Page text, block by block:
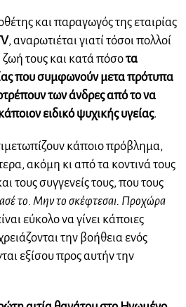
και παραγωγός της εταιρίας
, αναρωτιέται γιατί τόσοι πολλοί
ζωή τους και κατά πόσοτα
που συμφωνούν μετα πρότυπα
των άνδρες από το να
ειδικό ψυχικής υγείας.
κάποιο πρόβλημα,
ακόμη κι από τα κοντινά τους
τους συγγενείς τους, που τους
το. Μην το σκέφτεσαι. Προχώρα
εύκολο να γίνει κάποιες
την βοήθεια ενός
εξίσου προς αυτήν την